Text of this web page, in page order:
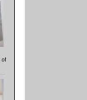
of